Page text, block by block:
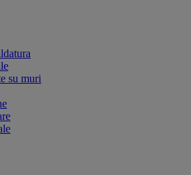
su muri